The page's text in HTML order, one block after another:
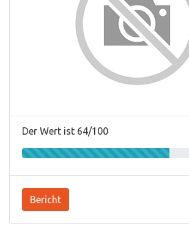
Der Wert ist 64/100
Bericht